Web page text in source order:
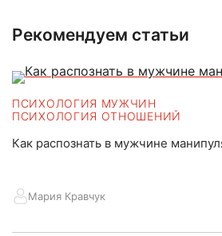
Рекомендуем статьи
ПСИХОЛОГИЯ МУЖЧИН
ПСИХОЛОГИЯ ОТНОШЕНИЙ
Как распознать в мужчине
Мария Кравчук